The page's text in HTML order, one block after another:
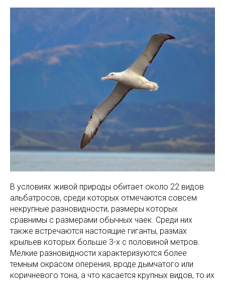
В условиях живой природы обитает около 22 видов
альбатросов, среди которых отмечаются совсем
некрупные разновидности, размеры которых
сравнимы с размерами обычных чаек. Среди них
также встречаются настоящие гиганты, размах
крыльев которых больше 3-х с половиной метров.
Мелкие разновидности характеризуются более
темным окрасом оперения, вроде дымчатого или
коричневого тона, а что касается крупных видов, то их